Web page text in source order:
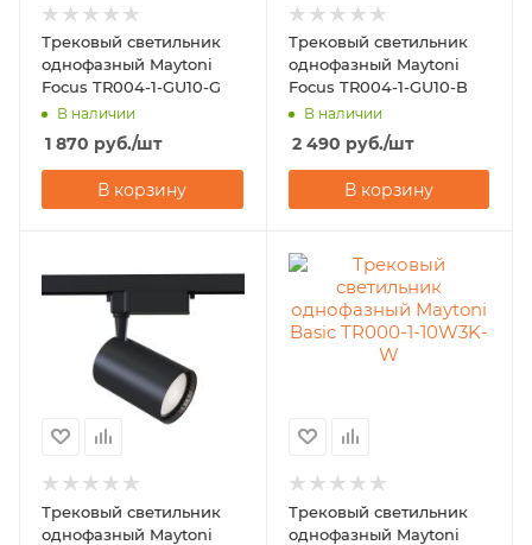
Трековый светильник
однофазный Maytoni
Focus TR004-1-GU10-G
В наличии
1 870 руб./шт
В корзину
Трековый светильник
однофазный Maytoni
Focus TR004-1-GU10-B
В наличии
2 490 руб./шт
В корзину
Трековый светильник
однофазный Maytoni
Трековый светильник
однофазный Maytoni